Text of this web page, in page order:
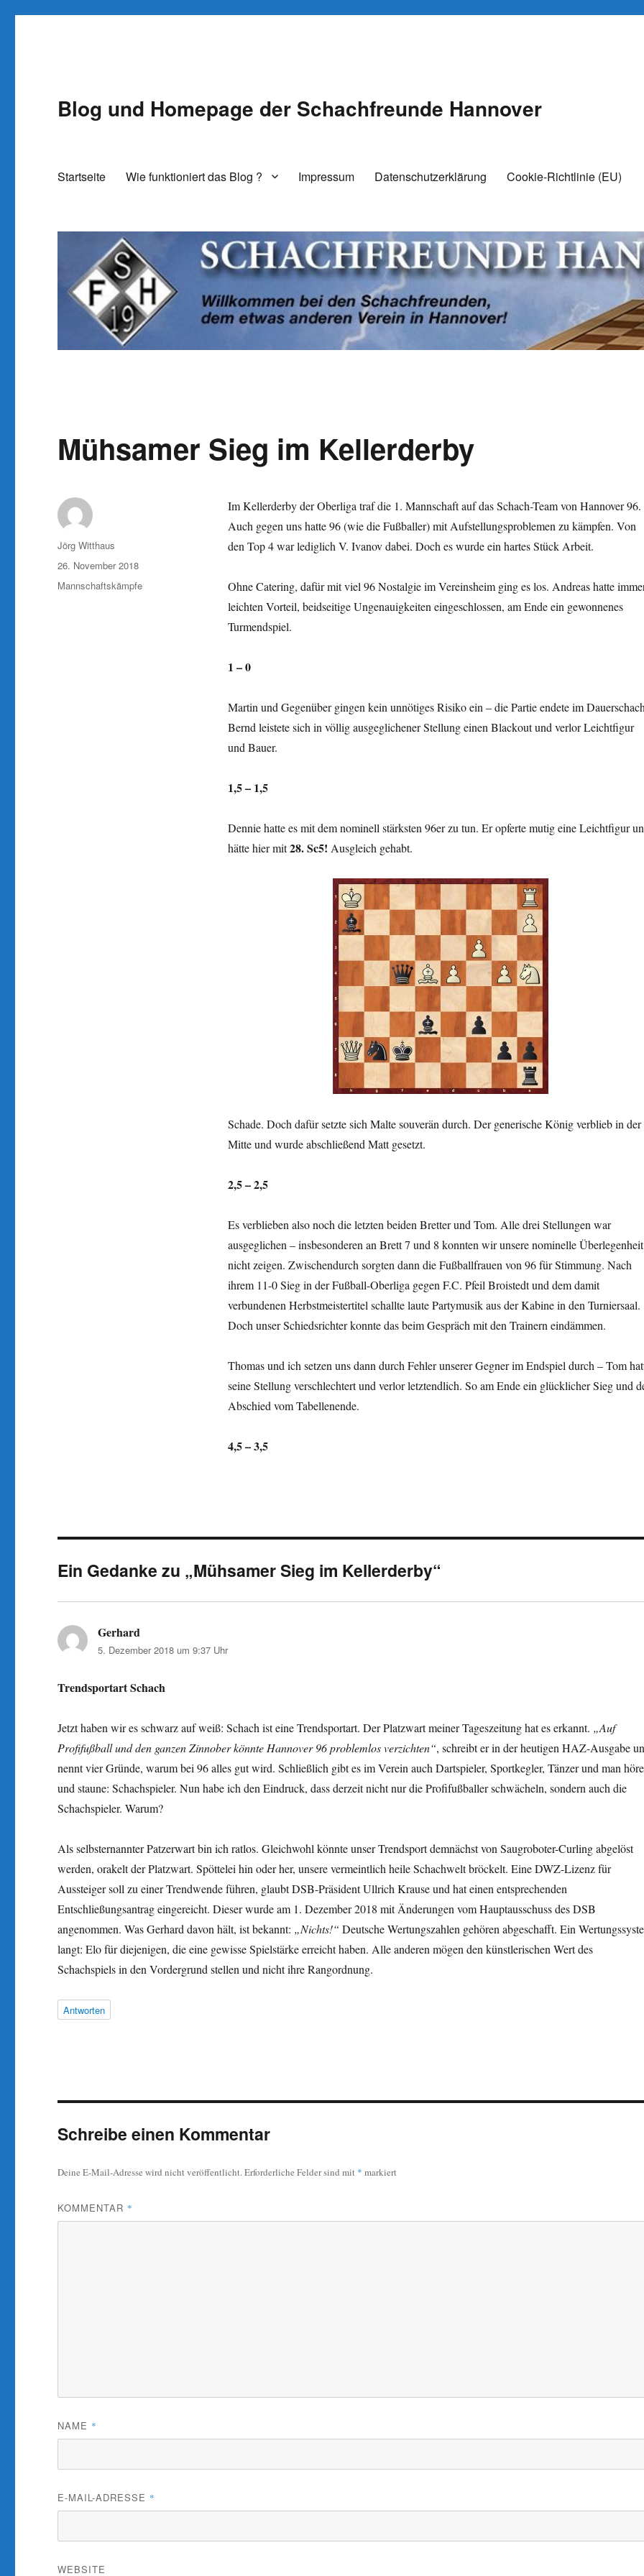
Blog und Homepage der Schachfreunde Hannover
Startseite Wie funktioniert das Blog ? Impressum Datenschutzerklärung Cookie-Richtlinie (EU)
Mühsamer Sieg im Kellerderby
Im Kellerderby der Oberliga traf die 1. Mannschaft auf das Schach-Team von Hannover 96.
Auch gegen uns hatte 96 (wie die Fußballer) mit Aufstellungsproblemen zu kämpfen. Von
den Top 4 war lediglich V. Ivanov dabei. Doch es wurde ein hartes Stück Arbeit.
Ohne Catering, dafür mit viel 96 Nostalgie im Vereinsheim ging es los. Andreas hatte
leichten Vorteil, beidseitige Ungenauigkeiten eingeschlossen, am Ende ein gewonnenes
Turmendspiel.
1 – 0
Martin und Gegenüber gingen kein unnötiges Risiko ein – die Partie endete im
Bernd leistete sich in völlig ausgeglichener Stellung einen Blackout und verlor Leichtfigur
und Bauer.
1,5 – 1,5
Dennie hatte es mit dem nominell stärksten 96er zu tun. Er opferte mutig eine Leichtfigur
hätte hier mit28. Sc5! Ausgleich gehabt.
Schade. Doch dafür setzte sich Malte souverän durch. Der generische König verblieb in der
Mitte und wurde abschließend Matt gesetzt.
2,5 – 2,5
Es verblieben also noch die letzten beiden Bretter und Tom. Alle drei Stellungen war
ausgeglichen – insbesonderen an Brett 7 und 8 konnten wir unsere nominelle Überlegenheit
nicht zeigen. Zwischendurch sorgten dann die Fußballfrauen von 96 für Stimmung. Nach
ihrem 11-0 Sieg in der Fußball-Oberliga gegen F.C. Pfeil Broistedt und dem damit
verbundenen Herbstmeistertitel schallte laute Partymusik aus der Kabine in den Turniersaal.
Doch unser Schiedsrichter konnte das beim Gespräch mit den Trainern eindämmen.
Thomas und ich setzen uns dann durch Fehler unserer Gegner im Endspiel durch – Tom
seine Stellung verschlechtert und verlor letztendlich. So am Ende ein glücklicher Sieg und
Abschied vom Tabellenende.
4,5 – 3,5
Autor
Jörg Witthaus
Veröffentlicht
am
26. November 2018
Kategorien
Mannschaftskämpfe
Ein Gedanke zu „Mühsamer Sieg im Kellerderby“
Gerhard
5. Dezember 2018 um 9:37 Uhr
Trendsportart Schach
Jetzt haben wir es schwarz auf weiß: Schach ist eine Trendsportart. Der Platzwart meiner Tageszeitung hat es erkannt. „Auf
Profifußball und den ganzen Zinnober könnte Hannover 96 problemlos verzichten“, schreibt er in der heutigen HAZ-Ausgabe
nennt vier Gründe, warum bei 96 alles gut wird. Schließlich gibt es im Verein auch Dartspieler, Sportkegler, Tänzer und man höre
und staune: Schachspieler. Nun habe ich den Eindruck, dass derzeit nicht nur die Profifußballer schwächeln, sondern auch die
Schachspieler. Warum?
Als selbsternannter Patzerwart bin ich ratlos. Gleichwohl könnte unser Trendsport demnächst von Saugroboter-Curling abgelöst
werden, orakelt der Platzwart. Spöttelei hin oder her, unsere vermeintlich heile Schachwelt bröckelt. Eine DWZ-Lizenz für
Aussteiger soll zu einer Trendwende führen, glaubt DSB-Präsident Ullrich Krause und hat einen entsprechenden
Entschließungsantrag eingereicht. Dieser wurde am 1. Dezember 2018 mit Änderungen vom Hauptausschuss des DSB
angenommen. Was Gerhard davon hält, ist bekannt: „Nichts!“ Deutsche Wertungszahlen gehören abgeschafft. Ein
langt: Elo für diejenigen, die eine gewisse Spielstärke erreicht haben. Alle anderen mögen den künstlerischen Wert des
Schachspiels in den Vordergrund stellen und nicht ihre Rangordnung.
Antworten
Schreibe einen Kommentar
Deine E-Mail-Adresse wird nicht veröffentlicht.Erforderliche Felder sind mit * markiert
KOMMENTAR *
NAME *
E-MAIL-ADRESSE *
WEBSITE